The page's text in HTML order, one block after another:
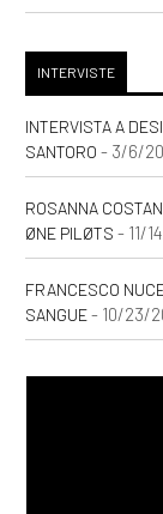
INTERVISTE
INTERVISTA A
SANTORO - 3/6/
ROSANNA
ØNE PILØTS - 11/
FRANCESCO
SANGUE- 10/23/